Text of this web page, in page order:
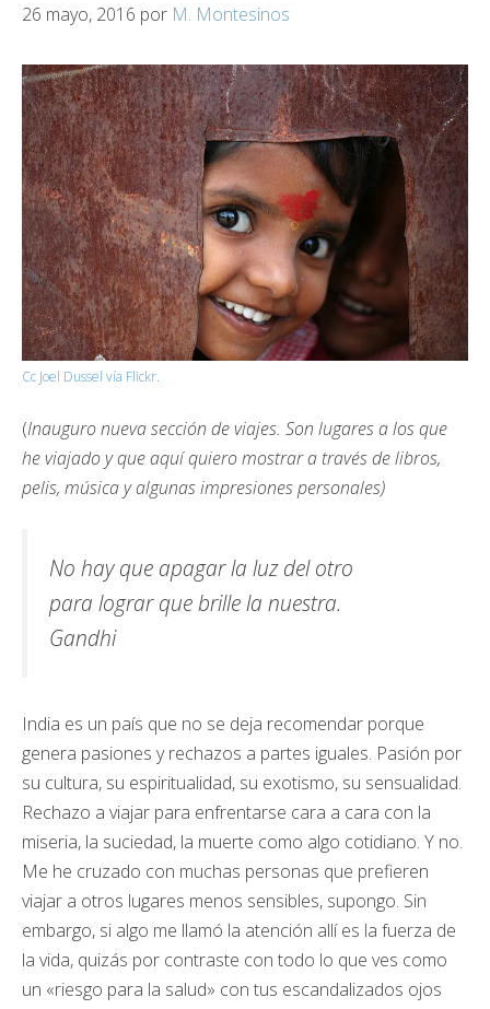
26 mayo, 2016 por M. Montesinos
Cc Joel Dussel vía Flickr.
(Inauguro nueva sección de viajes. Son lugares a los que
he viajado y que aquí quiero mostrar a través de libros,
pelis, música y algunas impresiones personales)
No hay que apagar la luz del otro
para lograr que brille la nuestra.
Gandhi
India es un país que no se deja recomendar porque
genera pasiones y rechazos a partes iguales. Pasión por
su cultura, su espiritualidad, su exotismo, su sensualidad.
Rechazo a viajar para enfrentarse cara a cara con la
miseria, la suciedad, la muerte como algo cotidiano. Y no.
Me he cruzado con muchas personas que prefieren
viajar a otros lugares menos sensibles, supongo. Sin
embargo, si algo me llamó la atención allí es la fuerza de
la vida, quizás por contraste con todo lo que ves como
un «riesgo para la salud» con tus escandalizados ojos